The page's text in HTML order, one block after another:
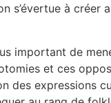
s’évertue à créer
important de
et ces
des expressions